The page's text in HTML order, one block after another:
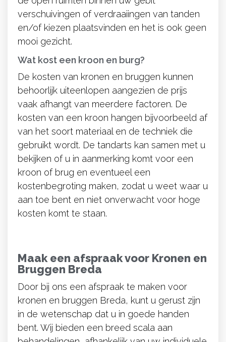
verschuivingen of verdraaiingen van tanden
en/of kiezen plaatsvinden en het is ook geen
mooi gezicht.
Wat kost een kroon en burg?
De kosten van kronen en bruggen kunnen
behoorlijk uiteenlopen aangezien de prijs
vaak afhangt van meerdere factoren. De
kosten van een kroon hangen bijvoorbeeld af
van het soort materiaal en de techniek die
gebruikt wordt. De tandarts kan samen met u
bekijken of u in aanmerking komt voor een
kroon of brug en eventueel een
kostenbegroting maken, zodat u weet waar u
aan toe bent en niet onverwacht voor hoge
kosten komt te staan.
Maak een afspraak voor Kronen en
Bruggen Breda
Door bij ons een afspraak te maken voor
kronen en bruggen Breda, kunt u gerust zijn
in de wetenschap dat u in goede handen
bent. Wij bieden een breed scala aan